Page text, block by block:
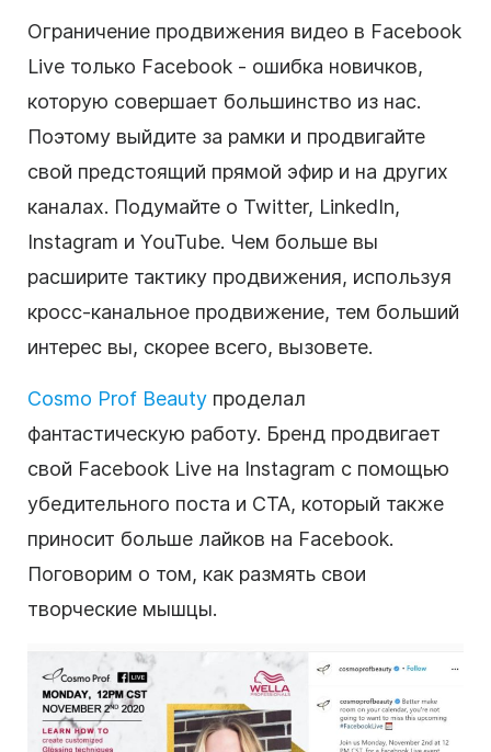
Ограничение продвижения видео в Facebook
Live только Facebook - ошибка новичков,
которую совершает большинство из нас.
Поэтому выйдите за рамки и продвигайте
свой предстоящий прямой эфир и на других
каналах. Подумайте о Twitter, LinkedIn,
Instagram и YouTube. Чем больше вы
расширите тактику продвижения, используя
кросс-канальное продвижение, тем больший
интерес вы, скорее всего, вызовете.
Cosmo Prof Beauty проделал
фантастическую работу. Бренд продвигает
свой Facebook Live на Instagram с помощью
убедительного поста и CTA, который также
приносит больше лайков на Facebook.
Поговорим о том, как размять свои
творческие мышцы.